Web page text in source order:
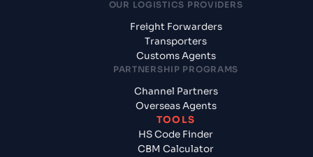
OUR LOGISTICS PROVIDERS
Freight Forwarders
Transporters
Customs Agents
PARTNERSHIP PROGRAMS
Channel Partners
Overseas Agents
TOOLS
HS Code Finder
CBM Calculator